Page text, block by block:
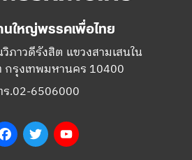
นใหญ่พรรคเพื่อไทย
ภาวดีรังสิต แขวงสามเสนใน
กรุงเทพมหานคร 10400
ร.02-6506000
FacebookTwitter